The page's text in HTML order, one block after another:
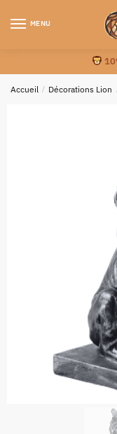
MENU
Accueil / Décorations Lion